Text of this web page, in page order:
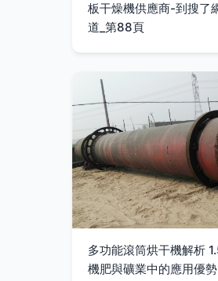
板干燥機供應商-到搜了
道_第88頁
多功能滾筒烘干機解析
機肥與礦業中的應用優勢